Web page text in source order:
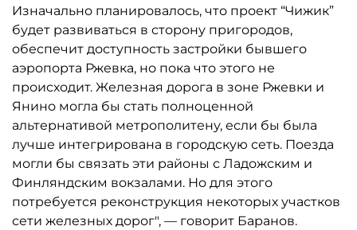
Изначально планировалось, что проект “Чижик”
будет развиваться в сторону пригородов,
обеспечит доступность застройки бывшего
аэропорта Ржевка, но пока что этого не
происходит. Железная дорога в зоне Ржевки и
Янино могла бы стать полноценной
альтернативой метрополитену, если бы была
лучше интегрирована в городскую сеть. Поезда
могли бы связать эти районы с Ладожским и
Финляндским вокзалами. Но для этого
потребуется реконструкция некоторых участков
сети железных дорог", — говорит Баранов.